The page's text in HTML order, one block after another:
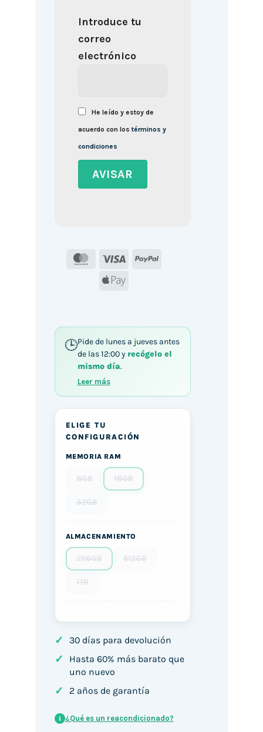
Introduce tu
correo
electrónico
He leído y estoy de
acuerdo con lostérminos y
condiciones
MasterCard
Visa
PayPal
Apple
Pide de lunes a jueves antes
de las 12:00 y recógelo el
mismo día.
Leer más
ELIGE TU
CONFIGURACIÓN
MEMORIA RAM
8GB 16GB
32GB
ALMACENAMIENTO
256GB 512GB
1TB
✓ 30 días para devolución
✓
Hasta 60% más barato que
uno nuevo
✓ 2 años de garantía
i ¿Qué es un reacondicionado?